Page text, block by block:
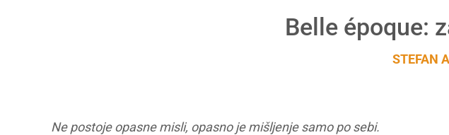
Belle époque:
STEFAN
Ne postoje opasne misli, opasno je mišljenje samo po sebi.